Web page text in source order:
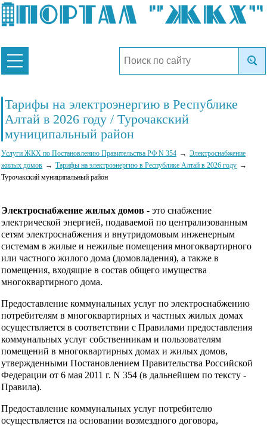
Тарифы на электроэнергию в Республике
Алтай в 2026 году / Турочакский
муниципальный район
Услуги ЖКХ по Постановлению Правительства РФ N 354
Электроснабжение
жилых домов
Тарифы на электроэнергию в Республике Алтай в 2026 году
Турочакский муниципальный район
Электроснабжение жилых домов - это снабжение
электрической энергией, подаваемой по централизованным
сетям электроснабжения и внутридомовым инженерным
системам в жилые и нежилые помещения многоквартирного
или частного жилого дома (домовладения), а также в
помещения, входящие в состав общего имущества
многоквартирного дома.
Предоставление коммунальных услуг по электроснабжению
потребителям в многоквартирных и частных жилых домах
осуществляется в соответствии с Правилами предоставления
коммунальных услуг собственникам и пользователям
помещений в многоквартирных домах и жилых домов,
утвержденными Постановлением Правительства Российской
Федерации от 6 мая 2011 г. N 354 (в дальнейшем по тексту -
Правила).
Предоставление коммунальных услуг потребителю
осуществляется на основании возмездного договора,